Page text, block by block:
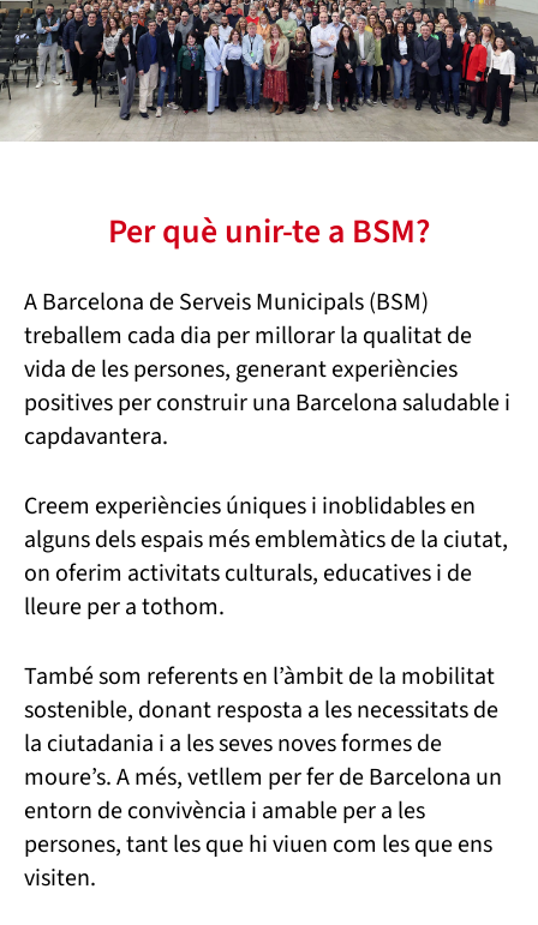
Per què unir-te a BSM?
A Barcelona de Serveis Municipals (BSM)
treballem cada dia per millorar la qualitat de
vida de les persones, generant experiències
positives per construir una Barcelona saludable i
capdavantera.
Creem experiències úniques i inoblidables en
alguns dels espais més emblemàtics de la ciutat,
on oferim activitats culturals, educatives i de
lleure per a tothom.
També som referents en l’àmbit de la mobilitat
sostenible, donant resposta a les necessitats de
la ciutadania i a les seves noves formes de
moure’s. A més, vetllem per fer de Barcelona un
entorn de convivència i amable per a les
persones, tant les que hi viuen com les que ens
visiten.